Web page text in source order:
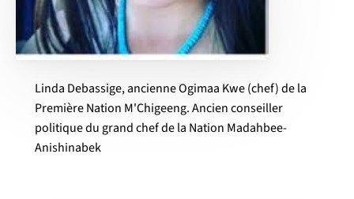
Linda Debassige, ancienne Ogimaa Kwe (chef) de la
Première Nation M'Chigeeng. Ancien conseiller
politique du grand chef de la Nation Madahbee-
Anishinabek
Texte de l'ID de section pour supprimer les styles de taille vides